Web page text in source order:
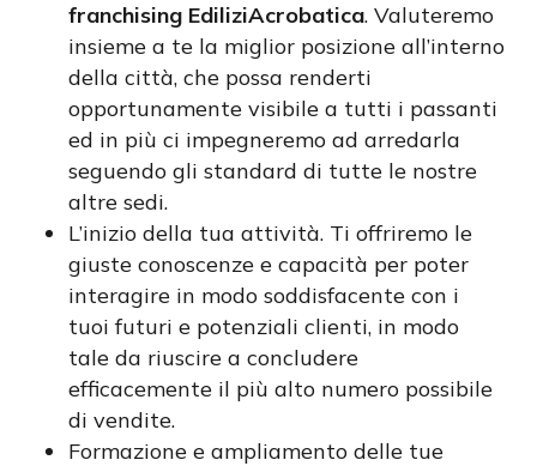
franchising EdiliziAcrobatica. Valuteremo
insieme a te la miglior posizione all’interno
della città, che possa renderti
opportunamente visibile a tutti i passanti
ed in più ci impegneremo ad arredarla
seguendo gli standard di tutte le nostre
altre sedi.
L’inizio della tua attività. Ti offriremo le
giuste conoscenze e capacità per poter
interagire in modo soddisfacente con i
tuoi futuri e potenziali clienti, in modo
tale da riuscire a concludere
efficacemente il più alto numero possibile
di vendite.
Formazione e ampliamento delle tue